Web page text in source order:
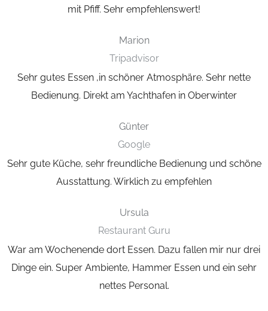
mit Pfiff. Sehr empfehlenswert!
Marion
Tripadvisor
Sehr gutes Essen ,in schöner Atmosphäre. Sehr nette
Bedienung. Direkt am Yachthafen in Oberwinter
Günter
Google
Sehr gute Küche, sehr freundliche Bedienung und schöne
Ausstattung. Wirklich zu empfehlen
Ursula
Restaurant Guru
War am Wochenende dort Essen. Dazu fallen mir nur drei
Dinge ein. Super Ambiente, Hammer Essen und ein sehr
nettes Personal.